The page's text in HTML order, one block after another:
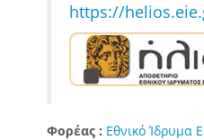
https://
Φορέας : Εθνικό Ίδρυμα